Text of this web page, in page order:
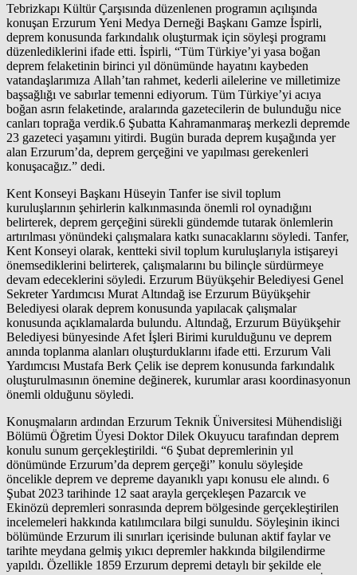
Tebrizkapı Kültür Çarşısında düzenlenen programın açılışında
konuşan Erzurum Yeni Medya Derneği Başkanı Gamze İspirli,
deprem konusunda farkındalık oluşturmak için söyleşi programı
düzenlediklerini ifade etti. İspirli, “Tüm Türkiye’yi yasa boğan
deprem felaketinin birinci yıl dönümünde hayatını kaybeden
vatandaşlarımıza Allah’tan rahmet, kederli ailelerine ve milletimize
başsağlığı ve sabırlar temenni ediyorum. Tüm Türkiye’yi acıya
boğan asrın felaketinde, aralarında gazetecilerin de bulunduğu nice
canları toprağa verdik.6 Şubatta Kahramanmaraş merkezli depremde
23 gazeteci yaşamını yitirdi. Bugün burada deprem kuşağında yer
alan Erzurum’da, deprem gerçeğini ve yapılması gerekenleri
konuşacağız.” dedi.
Kent Konseyi Başkanı Hüseyin Tanfer ise sivil toplum
kuruluşlarının şehirlerin kalkınmasında önemli rol oynadığını
belirterek, deprem gerçeğini sürekli gündemde tutarak önlemlerin
artırılması yönündeki çalışmalara katkı sunacaklarını söyledi. Tanfer,
Kent Konseyi olarak, kentteki sivil toplum kuruluşlarıyla istişareyi
önemsediklerini belirterek, çalışmalarını bu bilinçle sürdürmeye
devam edeceklerini söyledi. Erzurum Büyükşehir Belediyesi Genel
Sekreter Yardımcısı Murat Altındağ ise Erzurum Büyükşehir
Belediyesi olarak deprem konusunda yapılacak çalışmalar
konusunda açıklamalarda bulundu. Altındağ, Erzurum Büyükşehir
Belediyesi bünyesinde Afet İşleri Birimi kurulduğunu ve deprem
anında toplanma alanları oluşturduklarını ifade etti. Erzurum Vali
Yardımcısı Mustafa Berk Çelik ise deprem konusunda farkındalık
oluşturulmasının önemine değinerek, kurumlar arası koordinasyonun
önemli olduğunu söyledi.
Konuşmaların ardından Erzurum Teknik Üniversitesi Mühendisliği
Bölümü Öğretim Üyesi Doktor Dilek Okuyucu tarafından deprem
konulu sunum gerçekleştirildi. “6 Şubat depremlerinin yıl
dönümünde Erzurum’da deprem gerçeği” konulu söyleşide
öncelikle deprem ve depreme dayanıklı yapı konusu ele alındı. 6
Şubat 2023 tarihinde 12 saat arayla gerçekleşen Pazarcık ve
Ekinözü depremleri sonrasında deprem bölgesinde gerçekleştirilen
incelemeleri hakkında katılımcılara bilgi sunuldu. Söyleşinin ikinci
bölümünde Erzurum ili sınırları içerisinde bulunan aktif faylar ve
tarihte meydana gelmiş yıkıcı depremler hakkında bilgilendirme
yapıldı. Özellikle 1859 Erzurum depremi detaylı bir şekilde ele